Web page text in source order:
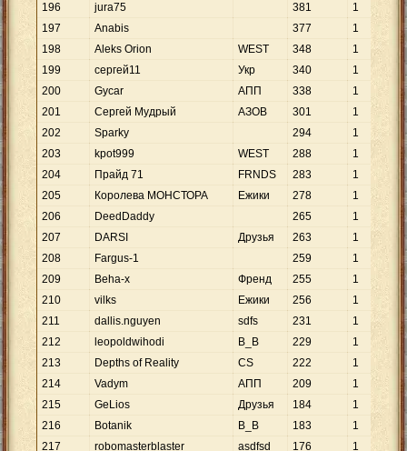
196
jura75 381
1
197
Anabis 377
1
198
Aleks Orion WEST 348
1
199
сергей11 Укр 340
1
200
Gycar АПП 338
1
201
Сергей Мудрый АЗОВ 301
1
202
Sparky 294
1
203
kpot999 WEST 288
1
204
Прайд 71 FRNDS 283
1
205
Королева МОНСТОРА Ежики 278
1
206
DeedDaddy 265
1
207
DARSI Друзья 263
1
208
Fargus-1 259
1
209
Beha-x Френд 255
1
210
vilks Ежики 256
1
211
dallis.nguyen sdfs 231
1
212
leopoldwihodi B_B 229
1
213
Depths of Reality CS 222
1
214
Vadym АПП 209
1
215
GeLios Друзья 184
1
216
Botanik B_В 183
1
217
robomasterblaster asdfsd 176
1